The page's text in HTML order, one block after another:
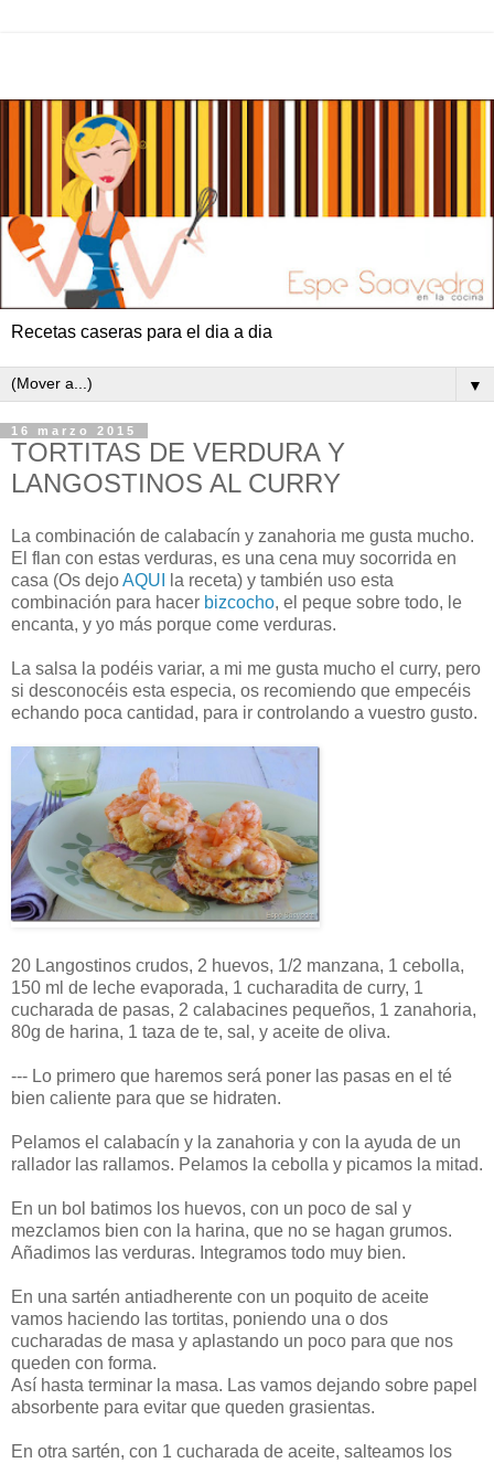
Recetas caseras para el dia a dia
▼
16 marzo 2015
TORTITAS DE VERDURA Y
LANGOSTINOS AL CURRY
La combinación de calabacín y zanahoria me gusta mucho.
El flan con estas verduras, es una cena muy socorrida en
casa (Os dejoAQUI
la receta) y también uso esta
combinación para hacer bizcocho, el peque sobre todo, le
encanta, y yo más porque come verduras.
La salsa la podéis variar, a mi me gusta mucho el curry, pero
si desconocéis esta especia, os recomiendo que empecéis
echando poca cantidad, para ir controlando a vuestro gusto.
20 Langostinos crudos, 2 huevos, 1/2 manzana, 1 cebolla,
150 ml de leche evaporada, 1 cucharadita de curry, 1
cucharada de pasas, 2 calabacines pequeños, 1 zanahoria,
80g de harina, 1 taza de te, sal, y aceite de oliva.
--- Lo primero que haremos será poner las pasas en el té
bien caliente para que se hidraten.
Pelamos el calabacín y la zanahoria y con la ayuda de un
rallador las rallamos. Pelamos la cebolla y picamos la mitad.
En un bol batimos los huevos, con un poco de sal y
mezclamos bien con la harina, que no se hagan grumos.
Añadimos las verduras. Integramos todo muy bien.
En una sartén antiadherente con un poquito de aceite
vamos haciendo las tortitas, poniendo una o dos
cucharadas de masa y aplastando un poco para que nos
queden con forma.
Así hasta terminar la masa. Las vamos dejando sobre papel
absorbente para evitar que queden grasientas.
En otra sartén, con 1 cucharada de aceite, salteamos los